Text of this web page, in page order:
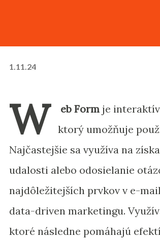
1.11.24
W eb Form je
ktorý umožňuje
Najčastejšie sa využíva na
udalosti alebo odosielanie
najdôležitejších prvkov v e-
data-driven marketingu.
ktoré následne pomáhajú